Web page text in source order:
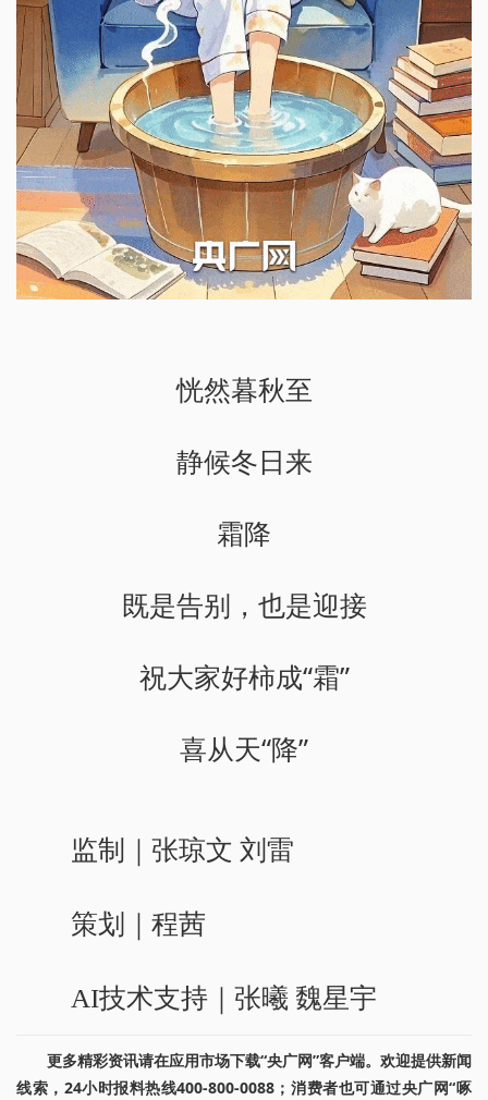
恍然暮秋至
静候冬日来
霜降
既是告别，也是迎接
祝大家好柿成“霜”
喜从天“降”
监制｜张琼文 刘雷
策划｜程茜
AI技术支持｜张曦 魏星宇
更多精彩资讯请在应用市场下载“央广网”客户端。欢迎提供新闻
线索，24小时报料热线400-800-0088；消费者也可通过央广网“啄